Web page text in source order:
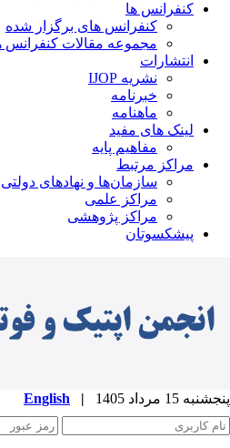
کنفرانس ها
کنفرانس های برگزار شده
مجموعه مقالات کنفرانس ها
انتشارات
نشریه IJOP
خبرنامه
ماهنامه
لینک های مفید
مفاهیم پایه
مراکز مرتبط
سازمان‌ها و نهادهای دولتی
مراکز علمی
مراکز پژوهشی
پیشکسوتان
15 مرداد 1405 |
English